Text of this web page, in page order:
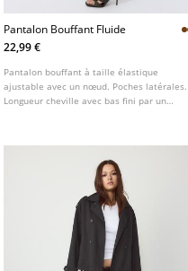
Pantalon Bouffant Fluide
22,99 €
Pantalon bouffant à taille élastique
ajustable avec un nœud. Poches latérales.
Longueur cheville avec bas fini par un